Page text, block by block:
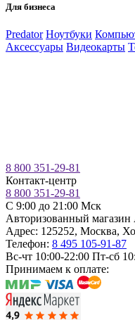
Для бизнеса
Predator Ноутбуки
Аксессуары Видеокарты
8 800 351-29-81
Контакт-центр
8 800 351-29-81
C 9:00 до 21:00 Мск
Авторизованный магазин
Адрес: 125252, Москва,
Телефон: 8 495 105-91-87
Вс-чт 10:00-22:00 Пт-сб
Принимаем к оплате: